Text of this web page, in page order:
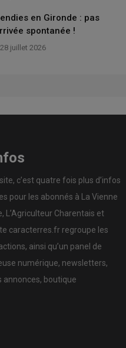
en Gironde : pas
spontanée !
28 juillet 2026
c’est quatre fois plus d’infos
pour les abonnés à La Vienne
L’Agriculteur Charentais et
caracterres.fr regroupe les
ainsi qu’un panel de
numérique, newsletters,
annonces, boutique